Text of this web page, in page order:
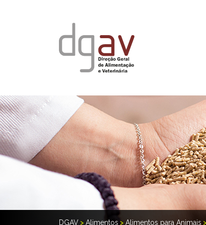
DGAV > Alimentos > Alimentos para Animais >